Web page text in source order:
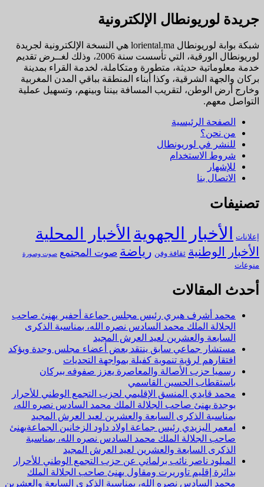
جريدة لوريونطال الإلكترونية
شبكة بوابة لوريونطال loriental.ma هي النسخة الإلكترونية لجريدة
لوريونطال الورقية، التي تأسست سنة 2006، وذلك لغــرض تقديم
خدمة معلوماتية حديثة، متطورة ومتكاملة، لخدمة القراء بمدينة
بركان والجهة الشرقية، وكذا أبناء المنطقة بباقي المدن المغربية
وخارج أرض الوطن، لتقريب المسافة بيننا وبينهم، وتسهيل عملية
التواصل معهم.
الصفحة الرئيسية
من نحن؟
للنشر في لوريونطال
شروط الاستخدام
للإشهار
الاتصال بنا
تصنيفات
إعلانات الأخبار الجهوية الأخبار المحلية
الأخبار الوطنية ثقافة وفن رياضة صوت المجتمع صوت وصورة
منوعات
أحدث المقالات
محمد أشرف هبري رئيس مجلس جماعة أحفير يهنئ صاحب
الجلالة الملك محمد السادس نصره الله، بمناسبة الذكرى
السابعة والعشرين لعيد العرش المجيد
مستشار جماعي سابق ينتقد بعض أعضاء مجلس وجدة ويؤكد
افتقارهم لرؤية تنموية كفيلة بمواجهة التحديات
رسميا حزب الأصالة والمعاصرة يعزز صفوفه ببركان
باستقطاب الحسين القاسمي
محمد قايدي المنسق الإقليمي لحزب التجمع الوطني للأحرار
بوجدة يهنئ صاحب الجلالة الملك محمد السادس نصره الله،
بمناسبة الذكرى السابعة والعشرين لعيد العرش المجيد
امعمر اليزيدي رئيس جماعة اولاد داود الزخانين الجماعةيهنئ
صاحب الجلالة الملك محمد السادس نصره الله، بمناسبة
الذكرى السابعة والعشرين لعيد العرش المجيد
الميلود ناصر نائب برلماني عن حزب التجمع الوطني للأحرار
بدائرة إقليم تاوريرت ومقاول يهنئ صاحب الجلالة الملك
محمد السادس نصره الله، بمناسبة الذكرى السابعة والعشرين